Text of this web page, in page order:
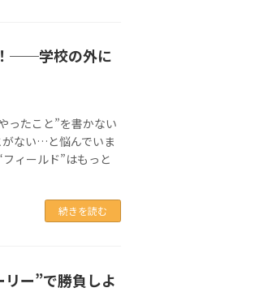
！──学校の外に
ったこと”を書かない
がない…と悩んでいま
ィールド”はもっと
続きを読む
リー”で勝負しよ